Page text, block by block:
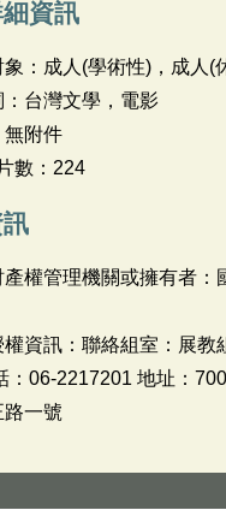
資訊
象：成人(學術性)，成人(
：台灣文學，電影
無附件
數：224
產權管理機關或擁有者：
權資訊：聯絡組室：展教
：06-2217201 地址：
路一號